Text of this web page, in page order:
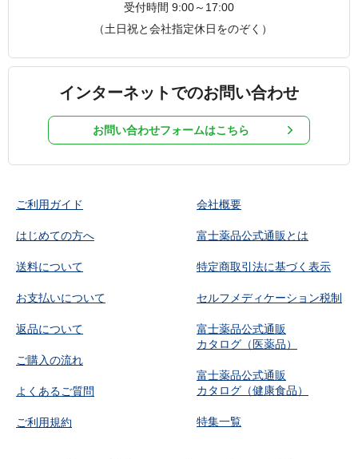
受付時間 9:00～17:00
（土日祝と会社指定休日をのぞく）
インターネットでのお問い合わせ
お問い合わせフォームはこちら
ご利用ガイド
はじめての方へ
送料について
お支払いについて
返品について
ご購入の流れ
よくあるご質問
ご利用規約
会社概要
富士薬品公式通販とは
特定商取引法に基づく表示
セルフメディケーション税制
富士薬品公式通販
カタログ（医薬品）
富士薬品公式通販
カタログ（健康食品）
特集一覧